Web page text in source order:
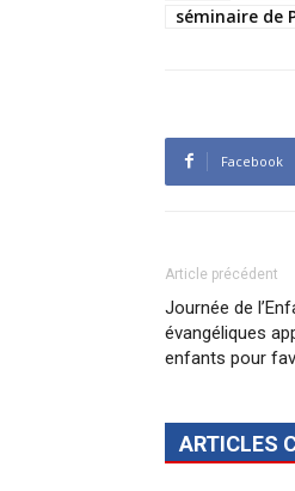
séminaire de
Facebook
Article précédent
‎Journée de
évangéliques
enfants pour
ARTICLES